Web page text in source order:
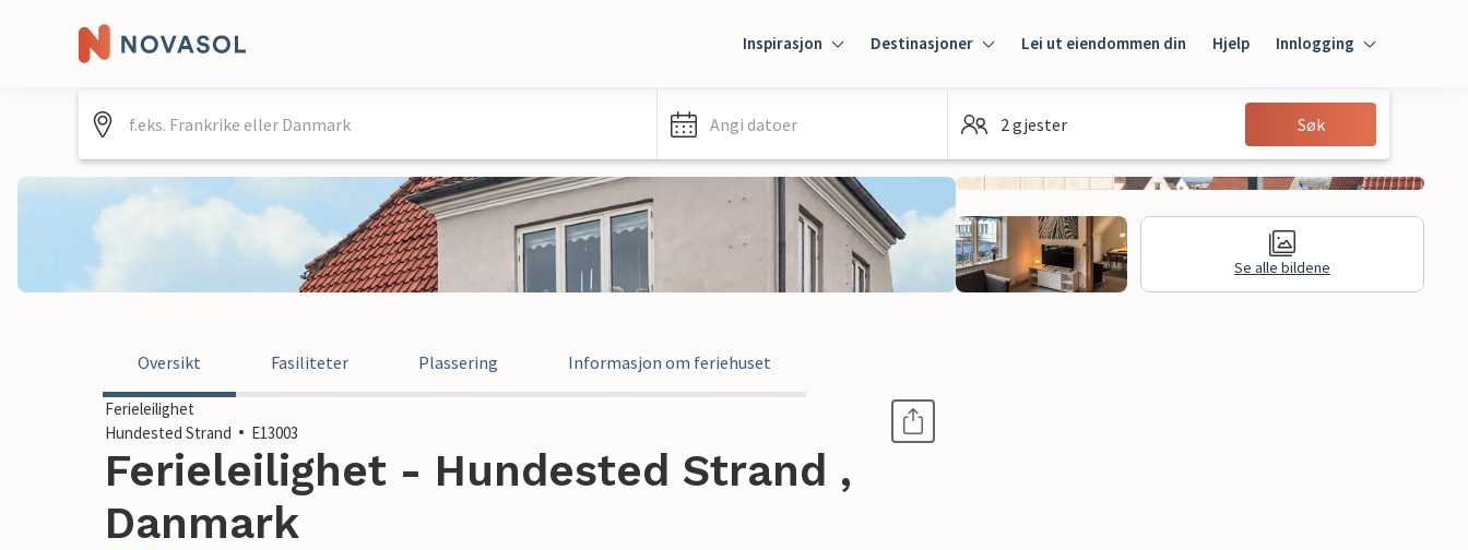
Inspirasjon Destinasjoner Lei ut eiendommen din Hjelp Innlogging
Innlogging
Gjest
Angi datoer 2 gjester Søk
Se alle bildene
Oversikt Fasiliteter Plassering Informasjon om feriehuset
Ferieleilighet
Hundested Strand
E13003
Ferieleilighet - Hundested Strand ,
Danmark